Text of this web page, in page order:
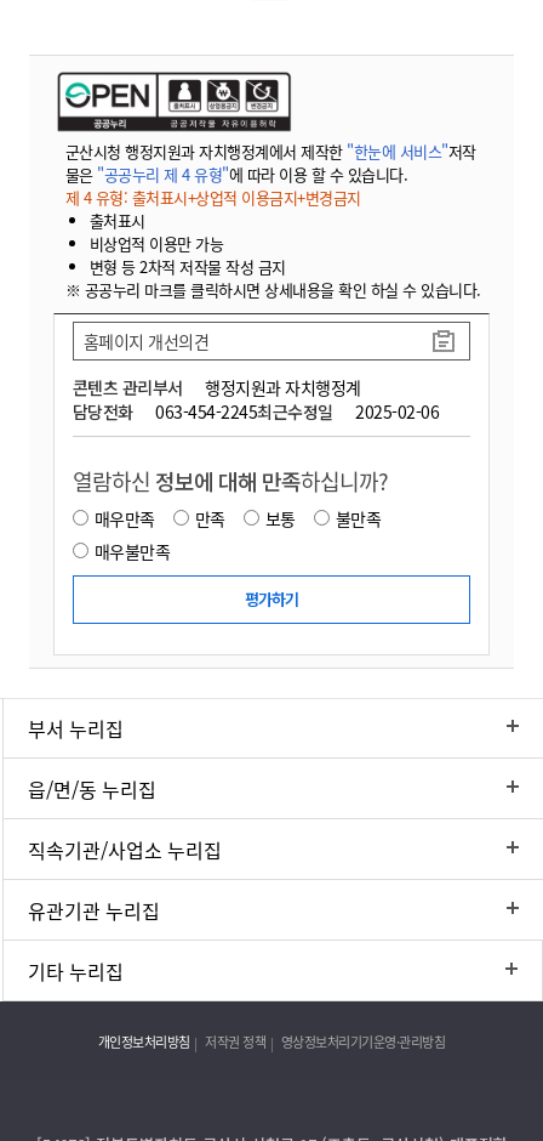
군산시청 행정지원과 자치행정계에서 제작한 "한눈에 서비스"저작
물은 "공공누리 제 4 유형"에 따라 이용 할 수 있습니다.
제 4 유형: 출처표시+상업적 이용금지+변경금지
출처표시
비상업적 이용만 가능
변형 등 2차적 저작물 작성 금지
※ 공공누리 마크를 클릭하시면 상세내용을 확인 하실 수 있습니다.
콘텐츠 관리부서
행정지원과 자치행정계
담당전화
063-454-2245최근수정일 2025-02-06
홈페이지 개선의견
열람하신 정보에 대해 만족하십니까?
매우만족 만족 보통
불만족
매우불만족
부서 누리집
읍/면/동 누리집
직속기관/사업소 누리집
유관기관 누리집
기타 누리집
개인정보처리방침 저작권 정책 영상정보처리기기운영·관리방침